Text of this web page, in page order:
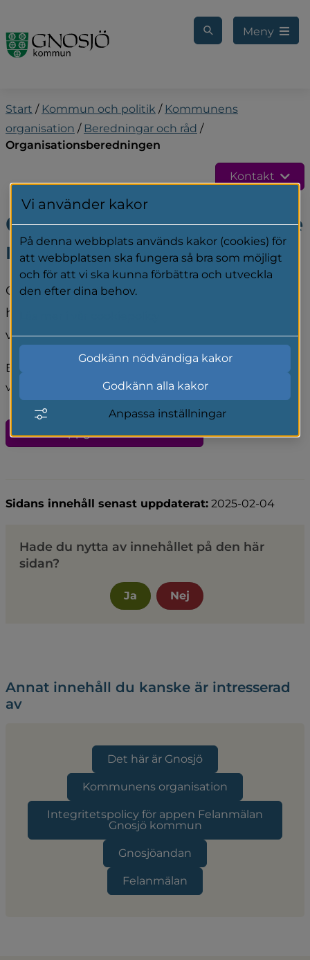
Meny
Start / Kommun och politik / Kommunens
organisation / Beredningar och råd /
Organisationsberedningen
Kontakt
Organisationsberedninge
n
Organisationsberedningen har översyn över
hur den politiska organisationen utvecklas och
vid behov ta initiativ till förbättringar.
Beredningen består av en representant vardera från
varje parti i kommunfullmäktige.
Kontaktuppgifter för denna sida
Sidans innehåll senast uppdaterat: 2025-02-04
Hade du nytta av innehållet på den här
sidan?
Ja Nej
Annat innehåll du kanske är intresserad
av
Det här är Gnosjö
Kommunens organisation
Integritetspolicy för appen Felanmälan
Gnosjö kommun
Gnosjöandan
Felanmälan
Vi använder kakor
På denna webbplats används kakor (cookies) för
att webbplatsen ska fungera så bra som möjligt
och för att vi ska kunna förbättra och utveckla
den efter dina behov.
Godkänn nödvändiga kakor
Godkänn alla kakor
Anpassa inställningar